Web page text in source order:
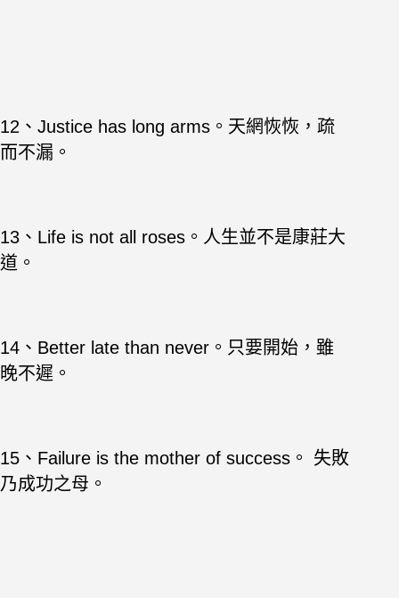
12、Justice has long arms。天網恢恢，疏
而不漏。
13、Life is not all roses。人生並不是康莊大
道。
14、Better late than never。只要開始，雖
晚不遲。
15、Failure is the mother of success。 失敗
乃成功之母。